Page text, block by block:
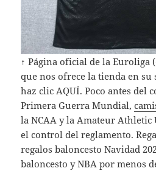
↑ Página oficial de la Euroliga
que nos ofrece la tienda en su
haz clic AQUÍ. Poco antes del
Primera Guerra Mundial,
la NCAA y la Amateur Athletic
el control del reglamento.
regalos baloncesto Navidad
baloncesto y NBA por menos